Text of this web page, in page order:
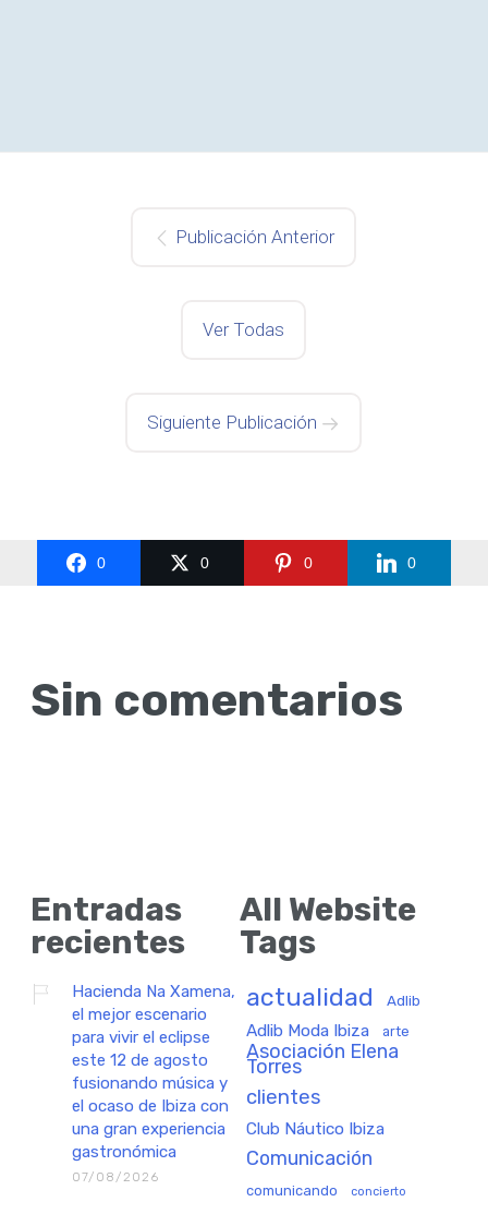
Publicación Anterior
Ver Todas
Siguiente Publicación
0 0 0 0
Sin comentarios
Entradas
recientes
Hacienda Na Xamena,
el mejor escenario
para vivir el eclipse
este 12 de agosto
fusionando música y
el ocaso de Ibiza con
una gran experiencia
gastronómica
07/08/2026
All Website
Tags
actualidad Adlib
Adlib Moda Ibiza arte
Asociación Elena
Torres
clientes
Club Náutico Ibiza
Comunicación
comunicando concierto